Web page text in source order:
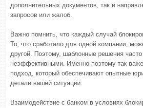
дополнительных документов, так и
запросов или жалоб.
Важно помнить, что каждый случай
То, что сработало для одной компании,
другой. Поэтому, шаблонные решения
неэффективными. Именно поэтому так
подход, который обеспечивают опытные
детали вашей ситуации.
Взаимодействие с банком в условиях